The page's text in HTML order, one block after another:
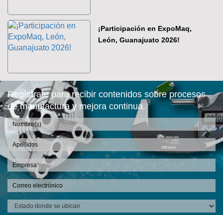
¡Participación en ExpoMaq,
León, Guanajuato 2026!
Regístrate para recibir contenidos sobre procesos
de manufactura y mejora continua.